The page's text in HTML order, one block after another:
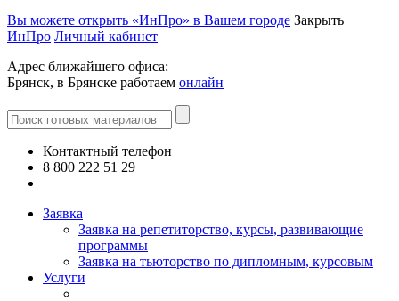
Вы можете открыть «ИнПро» в Вашем городе Закрыть
ИнПро Личный кабинет
Адрес ближайшего офиса:
Брянск, в Брянске работаем онлайн
Контактный телефон
8 800 222 51 29
Заявка
Заявка на репетиторство, курсы, развивающие
программы
Заявка на тьюторство по дипломным, курсовым
Услуги